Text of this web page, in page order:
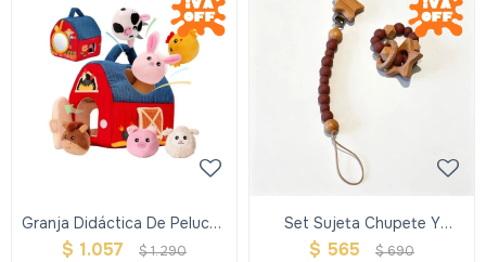
Granja Didáctica De Peluche
Con 6 Animalitos Y Sonidos
$ 1.057 $1.290
Set Sujeta Chupete Y
Sonajero Estrella
$ 565 $690